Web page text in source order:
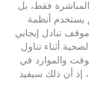
المباشرة فقط، بل
أنظمة
تبادل إيجابي
أثناء تناول
والموارد في
إذ أن ذلك سيفيد